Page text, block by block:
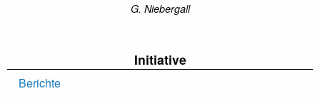
Initiative
Berichte
G. Niebergall